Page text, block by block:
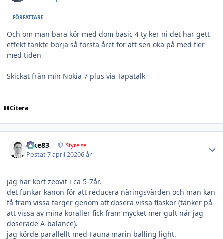
FÖRFATTARE
Och om man bara kör med dom basic 4 ty ker ni det har gett
effekt tänkte börja så första året för att sen öka på med fler
med tiden
Skickat från min Nokia 7 plus via Tapatalk
Citera
nike83 Styrelse
Postat7 april 20206 år
jag har kört zeovit i ca 5-7år.
det funkar kanon för att reducera näringsvärden och man kan
få fram vissa färger genom att dosera vissa flaskor (tänker på
att vissa av mina koraller fick fram mycket mer gult när jag
doserade A-balance).
jag körde parallellt med Fauna marin balling light.